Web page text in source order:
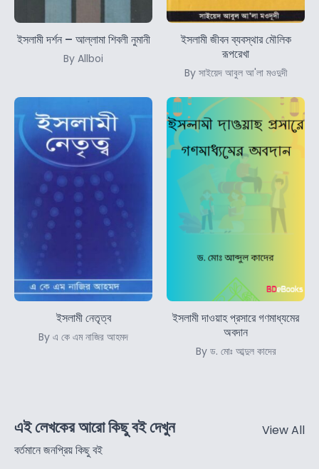
ইসলামী দর্শন – আল্লামা শিবলী নুমানী
By Allboi
ইসলামী জীবন ব্যবস্থার মৌলিক
রূপরেখা
By সাইয়েদ আবুল আ'লা মওদুদী
ইসলামী নেতৃত্ব
By এ কে এম নাজির আহমদ
ইসলামী দাওয়াহ প্রসারে গণমাধ্যমের
অবদান
By ড. মোঃ আব্দুল কাদের
এই লেখকের আরো কিছু বই দেখুন
বর্তমানে জনপ্রিয় কিছু বই
View All